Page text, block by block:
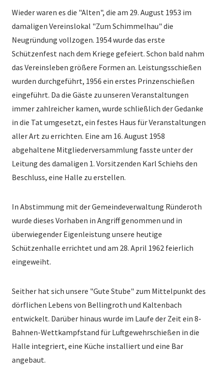
Wieder waren es die "Alten", die am 29. August 1953 im
damaligen Vereinslokal "Zum Schimmelhau" die
Neugründung vollzogen. 1954 wurde das erste
Schützenfest nach dem Kriege gefeiert. Schon bald nahm
das Vereinsleben größere Formen an. Leistungsschießen
wurden durchgeführt, 1956 ein erstes Prinzenschießen
eingeführt. Da die Gäste zu unseren Veranstaltungen
immer zahlreicher kamen, wurde schließlich der Gedanke
in die Tat umgesetzt, ein festes Haus für Veranstaltungen
aller Art zu errichten. Eine am 16. August 1958
abgehaltene Mitgliederversammlung fasste unter der
Leitung des damaligen 1. Vorsitzenden Karl Schiehs den
Beschluss, eine Halle zu erstellen.
In Abstimmung mit der Gemeindeverwaltung Ründeroth
wurde dieses Vorhaben in Angriff genommen und in
überwiegender Eigenleistung unsere heutige
Schützenhalle errichtet und am 28. April 1962 feierlich
eingeweiht.
Seither hat sich unsere "Gute Stube" zum Mittelpunkt des
dörflichen Lebens von Bellingroth und Kaltenbach
entwickelt. Darüber hinaus wurde im Laufe der Zeit ein 8-
Bahnen-Wettkampfstand für Luftgewehrschießen in die
Halle integriert, eine Küche installiert und eine Bar
angebaut.